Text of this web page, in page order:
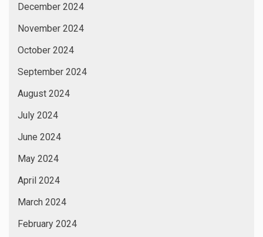
December 2024
November 2024
October 2024
September 2024
August 2024
July 2024
June 2024
May 2024
April 2024
March 2024
February 2024